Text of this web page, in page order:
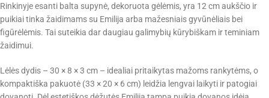
Rinkinyje esanti balta supynė, dekoruota gėlėmis, yra 12 cm aukščio ir
puikiai tinka žaidimams su Emilija arba mažesniais gyvūnėliais bei
figūrėlėmis. Tai suteikia dar daugiau galimybių kūrybiškam ir teminiam
žaidimui.
Lėlės dydis – 30 × 8 × 3 cm – idealiai pritaikytas mažoms rankytėms, o
kompaktiška pakuotė (33 × 20 × 6 cm) leidžia lengvai laikyti ir patogiai